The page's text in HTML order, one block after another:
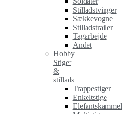
Stilladstvinger
Sækkevogne
Stilladstrailer
Tagarbejde
Andet
Hobby
Stiger
&
stillads
Trappestiger
Enkeltstige
Elefantskammel